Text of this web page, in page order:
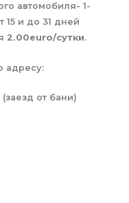
автомобиля- 1-
15 и до 31 дней
2.00euro/сутки.
адресу:
от бани)